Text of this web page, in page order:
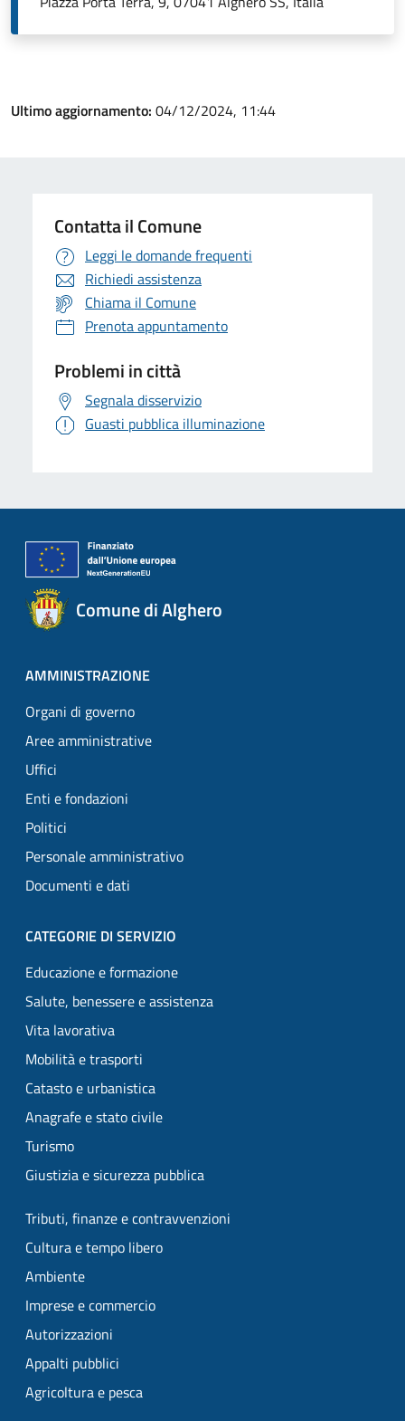
Ultimo aggiornamento: 04/12/2024, 11:44
Contatta il Comune
Leggi le domande frequenti
Richiedi assistenza
Chiama il Comune
Prenota appuntamento
Problemi in città
Segnala disservizio
Guasti pubblica illuminazione
Comune di Alghero
AMMINISTRAZIONE
Organi di governo
Aree amministrative
Uffici
Enti e fondazioni
Politici
Personale amministrativo
Documenti e dati
CATEGORIE DI SERVIZIO
Educazione e formazione
Salute, benessere e assistenza
Vita lavorativa
Mobilità e trasporti
Catasto e urbanistica
Anagrafe e stato civile
Turismo
Giustizia e sicurezza pubblica
Tributi, finanze e contravvenzioni
Cultura e tempo libero
Ambiente
Imprese e commercio
Autorizzazioni
Appalti pubblici
Agricoltura e pesca